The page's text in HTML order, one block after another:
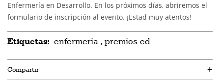
Enfermería en Desarrollo. En los próximos días, abriremos el
formulario de inscripción al evento. ¡Estad muy atentos!
Etiquetas: enfermeria , premios ed
Compartir +